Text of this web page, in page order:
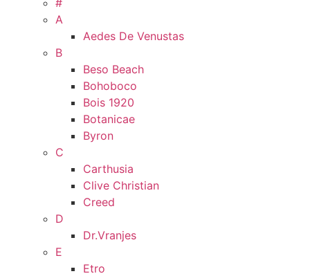
#
A
Aedes De Venustas
B
Beso Beach
Bohoboco
Bois 1920
Botanicae
Byron
C
Carthusia
Clive Christian
Creed
D
Dr.Vranjes
E
Etro